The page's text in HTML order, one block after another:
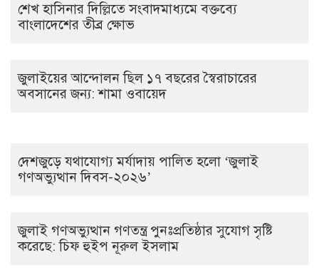
শেখ হাসিনার দিল্লিতে সংবাদমাধ্যমে বক্তব্যে
বাংলাদেশের তীব্র ক্ষোভ
জুলাইয়ের আন্দোলন ছিল ১৭ বছরের স্বৈরাচারের
অবসানের জন্য: শামা ওবায়েদ
দেশজুড়ে যথাযোগ্য মর্যাদায় পালিত হলো ‘জুলাই
গণঅভ্যুত্থান দিবস-২০২৬’
জুলাই গণঅভ্যুত্থান গণতন্ত্র পুনঃপ্রতিষ্ঠার সুযোগ সৃষ্টি
করেছে: চিফ হুইপ নূরুল ইসলাম